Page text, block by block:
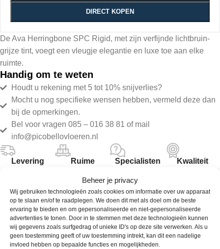
Beheer je privacy
Wij gebruiken technologieën zoals cookies om informatie over uw apparaat
op te slaan en/of te raadplegen. We doen dit met als doel om de beste
ervaring te bieden en om gepersonaliseerde en niet-gepersonaliseerde
advertenties te tonen. Door in te stemmen met deze technologieën kunnen
wij gegevens zoals surfgedrag of unieke ID's op deze site verwerken. Als u
geen toestemming geeft of uw toestemming intrekt, kan dit een nadelige
invloed hebben op bepaalde functies en mogelijkheden.
DIRECT KOPEN
De Ava Herringbone SPC Rigid, met zijn verfijnde lichtbruin-
grijze tint, voegt een vleugje elegantie en luxe toe aan elke
ruimte.
Handig om te weten
Houdt u rekening met 5 tot 10% snijverlies?
Mocht u nog specifieke wensen hebben, vermeld deze dan
bij de opmerkingen.
Bel voor vragen 085 – 016 38 81 of mail
info@picobellovloeren.nl
Levering
Ruime
Specialisten
Kwaliteit
gegarandeerd
Producteigenschappen
Soort vloer:Rigid Click